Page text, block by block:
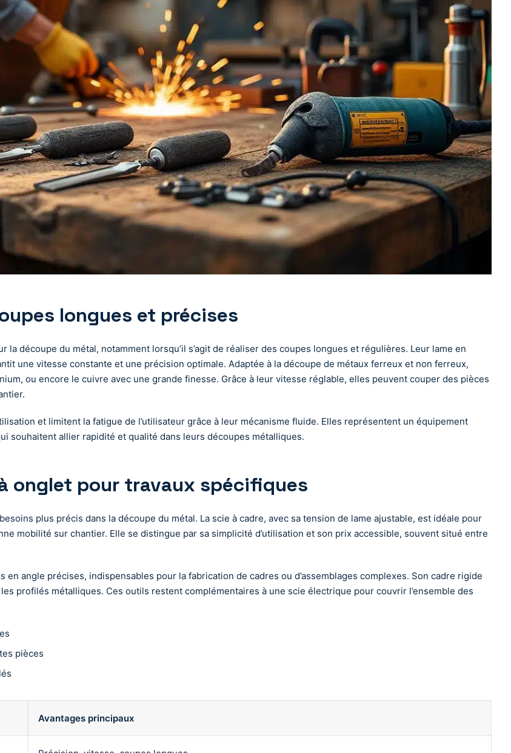
longues et précises
découpe du métal, notamment lorsqu’il s’agit de réaliser des coupes longues et régulières. Leur lame en
une vitesse constante et une précision optimale. Adaptée à la découpe de métaux ferreux et non ferreux,
ou encore le cuivre avec une grande finesse. Grâce à leur vitesse réglable, elles peuvent couper des pièces
et limitent la fatigue de l’utilisateur grâce à leur mécanisme fluide. Elles représentent un équipement
souhaitent allier rapidité et qualité dans leurs découpes métalliques.
onglet pour travaux spécifiques
plus précis dans la découpe du métal. La scie à cadre, avec sa tension de lame ajustable, est idéale pour
mobilité sur chantier. Elle se distingue par sa simplicité d’utilisation et son prix accessible, souvent situé entre
angle précises, indispensables pour la fabrication de cadres ou d’assemblages complexes. Son cadre rigide
profilés métalliques. Ces outils restent complémentaires à une scie électrique pour couvrir l’ensemble des
pièces
Avantages principaux